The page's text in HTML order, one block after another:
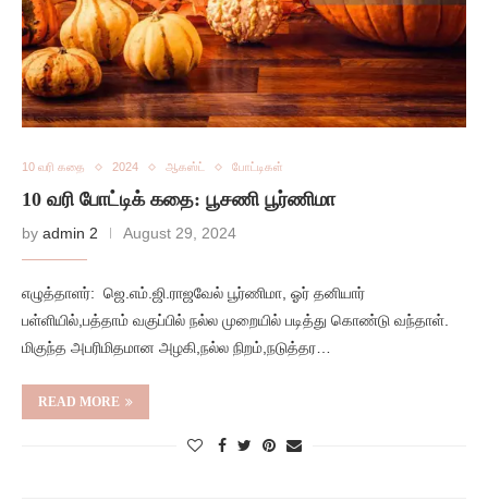
10 வரி கதை 2024 ஆகஸ்ட் போட்டிகள்
10 வரி போட்டிக் கதை: பூசணி பூர்ணிமா
by admin 2 August 29, 2024
எழுத்தாளர்: ஜெ.எம்.ஜி.ராஜவேல் பூர்ணிமா, ஓர் தனியார்
பள்ளியில்,பத்தாம் வகுப்பில் நல்ல முறையில் படித்து கொண்டு வந்தாள்.
மிகுந்த அபரிமிதமான அழகி,நல்ல நிறம்,நடுத்தர…
READ MORE